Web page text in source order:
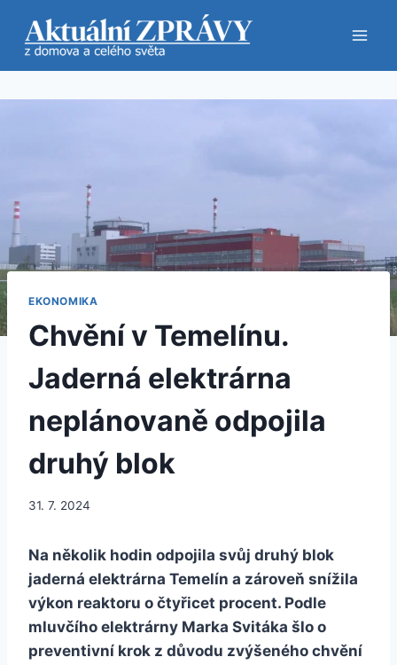
obsah
EKONOMIKA
Chvění v Temelínu.
Jaderná elektrárna
neplánovaně odpojila
druhý blok
31. 7. 2024
Na několik hodin odpojila svůj druhý blok
jaderná elektrárna Temelín a zároveň snížila
výkon reaktoru o čtyřicet procent. Podle
mluvčího elektrárny Marka Svitáka šlo o
preventivní krok z důvodu zvýšeného chvění